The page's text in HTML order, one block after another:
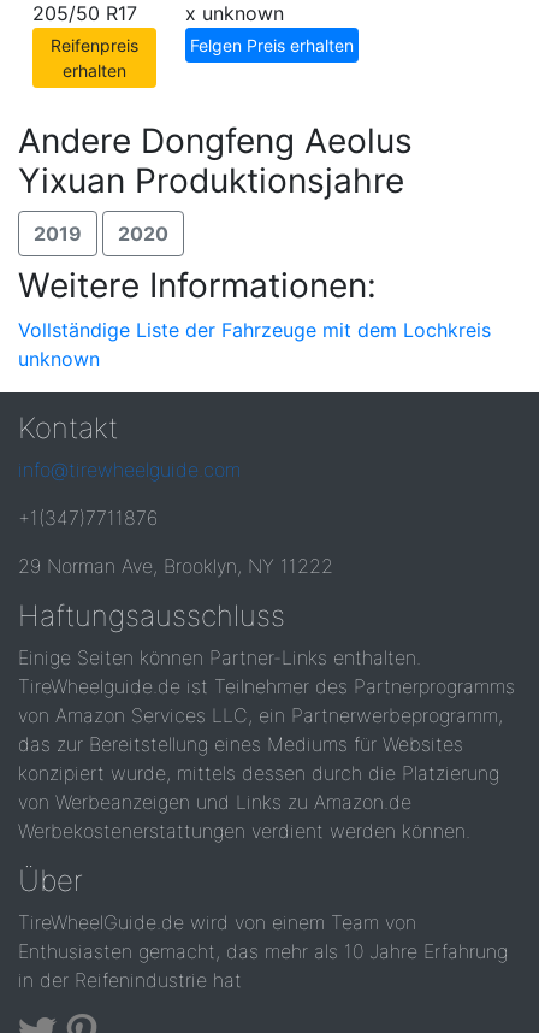
205/50 R17
Reifenpreis
erhalten
x unknown
Felgen Preis erhalten
Andere Dongfeng Aeolus
Yixuan Produktionsjahre
2019 2020
Weitere Informationen:
Vollständige Liste der Fahrzeuge mit dem Lochkreis
unknown
Kontakt
info@tirewheelguide.com
+1(347)7711876
29 Norman Ave, Brooklyn, NY 11222
Haftungsausschluss
Einige Seiten können Partner-Links enthalten.
TireWheelguide.de ist Teilnehmer des Partnerprogramms
von Amazon Services LLC, ein Partnerwerbeprogramm,
das zur Bereitstellung eines Mediums für Websites
konzipiert wurde, mittels dessen durch die Platzierung
von Werbeanzeigen und Links zu Amazon.de
Werbekostenerstattungen verdient werden können.
Über
TireWheelGuide.de wird von einem Team von
Enthusiasten gemacht, das mehr als 10 Jahre Erfahrung
in der Reifenindustrie hat